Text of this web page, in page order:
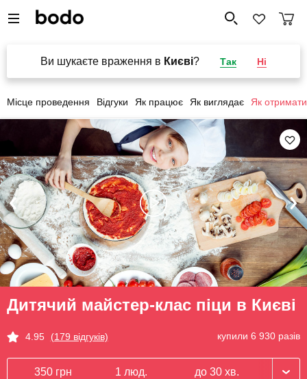
Ви шукаєте враження в Києві? Так Ні
Місце проведення Відгуки Як працює Як виглядає Як отримати
Дитячий майстер-клас піци в Києві
4.95 (179 відгуків) купили 6 930 разів
350 грн 1 люд. до 30 хв.